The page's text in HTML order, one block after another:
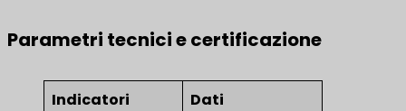
Parametri tecnici e certificazione
Indicatori Dati